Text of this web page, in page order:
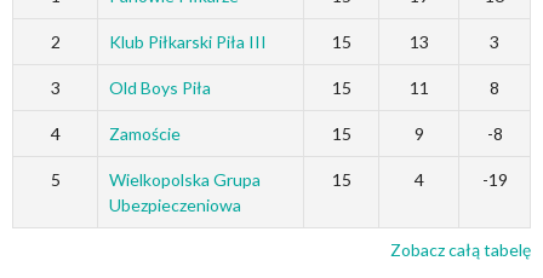
2 Klub Piłkarski Piła III 15 13 3
3 Old Boys Piła 15 11 8
4 Zamoście 15 9 -8
5
Wielkopolska Grupa
Ubezpieczeniowa
15 4 -19
Zobacz całą tabelę